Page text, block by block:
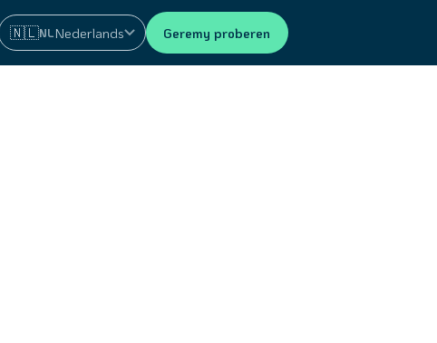
🇳🇱NLNederlands Geremy proberen